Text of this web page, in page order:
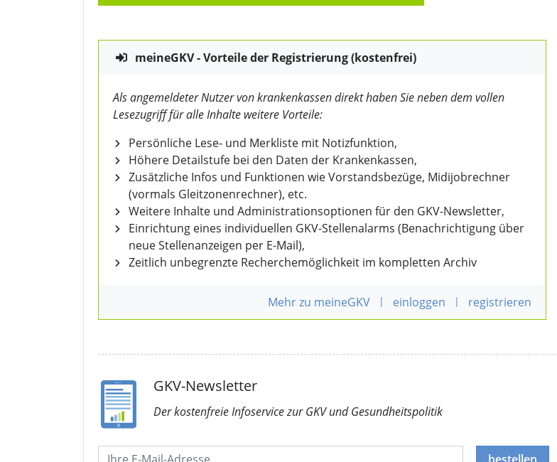
meineGKV - Vorteile der Registrierung (kostenfrei)
Als angemeldeter Nutzer von krankenkassen direkt haben Sie neben dem vollen
Lesezugriff für alle Inhalte weitere Vorteile:
Persönliche Lese- und Merkliste mit Notizfunktion,
Höhere Detailstufe bei den Daten der Krankenkassen,
Zusätzliche Infos und Funktionen wie Vorstandsbezüge, Midijobrechner
(vormals Gleitzonenrechner), etc.
Weitere Inhalte und Administrationsoptionen für den GKV-Newsletter,
Einrichtung eines individuellen GKV-Stellenalarms (Benachrichtigung über
neue Stellenanzeigen per E-Mail),
Zeitlich unbegrenzte Recherchemöglichkeit im kompletten Archiv
Mehr zu meineGKV | einloggen | registrieren
GKV-Newsletter
Der kostenfreie Infoservicezur GKVund Gesundheitspolitik